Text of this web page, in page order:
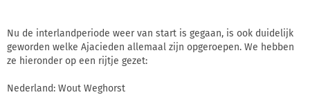
Nu de interlandperiode weer van start is gegaan, is ook duidelijk
geworden welke Ajacieden allemaal zijn opgeroepen. We hebben
ze hieronder op een rijtje gezet:
Nederland: Wout Weghorst